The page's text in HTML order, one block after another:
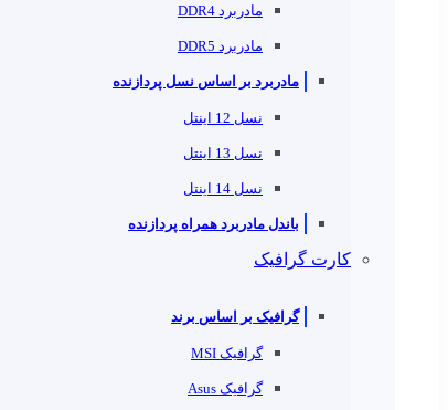
مادربرد DDR4
مادربرد DDR5
مادربرد بر اساس نسل پردازنده
نسل 12 اینتل
نسل 13 اینتل
نسل 14 اینتل
باندل مادربرد همراه پردازنده
کارت گرافیک
گرافیک بر اساس برند
گرافیک MSI
گرافیک Asus